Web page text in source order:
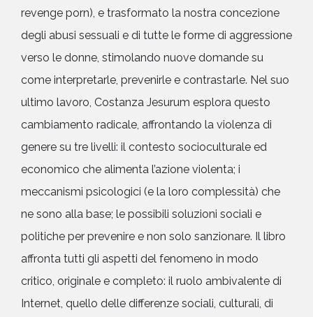
revenge porn), e trasformato la nostra concezione
degli abusi sessuali e di tutte le forme di aggressione
verso le donne, stimolando nuove domande su
come interpretarle, prevenirle e contrastarle. Nel suo
ultimo lavoro, Costanza Jesurum esplora questo
cambiamento radicale, affrontando la violenza di
genere su tre livelli: il contesto socioculturale ed
economico che alimenta l’azione violenta; i
meccanismi psicologici (e la loro complessità) che
ne sono alla base; le possibili soluzioni sociali e
politiche per prevenire e non solo sanzionare. Il libro
affronta tutti gli aspetti del fenomeno in modo
critico, originale e completo: il ruolo ambivalente di
Internet, quello delle differenze sociali, culturali, di